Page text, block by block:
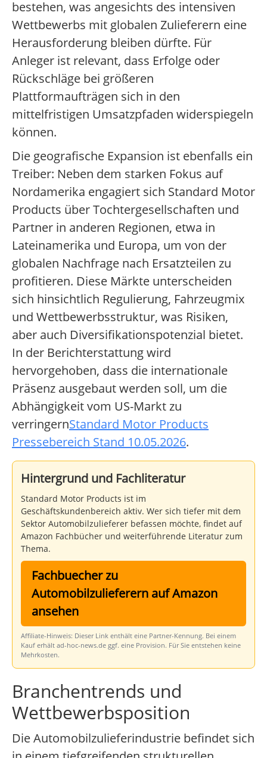
bestehen, was angesichts des intensiven
Wettbewerbs mit globalen Zulieferern eine
Herausforderung bleiben dürfte. Für
Anleger ist relevant, dass Erfolge oder
Rückschläge bei größeren
Plattformaufträgen sich in den
mittelfristigen Umsatzpfaden widerspiegeln
können.
Die geografische Expansion ist ebenfalls ein
Treiber: Neben dem starken Fokus auf
Nordamerika engagiert sich Standard Motor
Products über Tochtergesellschaften und
Partner in anderen Regionen, etwa in
Lateinamerika und Europa, um von der
globalen Nachfrage nach Ersatzteilen zu
profitieren. Diese Märkte unterscheiden
sich hinsichtlich Regulierung, Fahrzeugmix
und Wettbewerbsstruktur, was Risiken,
aber auch Diversifikationspotenzial bietet.
In der Berichterstattung wird
hervorgehoben, dass die internationale
Präsenz ausgebaut werden soll, um die
Abhängigkeit vom US-Markt zu
verringernStandard Motor Products
Pressebereich Stand 10.05.2026.
Hintergrund und Fachliteratur
Standard Motor Products ist im
Geschäftskundenbereich aktiv. Wer sich tiefer mit dem
Sektor Automobilzulieferer befassen möchte, findet auf
Amazon Fachbücher und weiterführende Literatur zum
Thema.
Fachbuecher zu
Automobilzulieferern auf Amazon
ansehen
Affiliate-Hinweis: Dieser Link enthält eine Partner-Kennung. Bei einem
Kauf erhält ad-hoc-news.de ggf. eine Provision. Für Sie entstehen keine
Mehrkosten.
Branchentrends und
Wettbewerbsposition
Die Automobilzulieferindustrie befindet sich